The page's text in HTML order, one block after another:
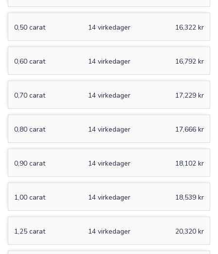
0,50 carat 16,322 kr
14 virkedager
0,60 carat 16,792 kr
14 virkedager
0,70 carat 17,229 kr
14 virkedager
0,80 carat 17,666 kr
14 virkedager
0,90 carat 18,102 kr
14 virkedager
1,00 carat 18,539 kr
14 virkedager
1,25 carat 20,320 kr
14 virkedager